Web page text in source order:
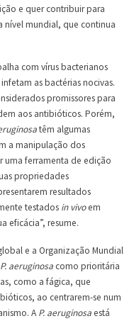
e quer contribuir para
nível mundial, que continua
com vírus bacterianos
as bactérias nocivas.
promissores para
aos antibióticos. Porém,
têm algumas
a manipulação dos
uma ferramenta de edição
propriedades
resultados
testados in vivoem
eficácia”, resume.
e a Organização Mundial
P. aeruginosacomo prioritária
como a fágica, que
ao centrarem-se num
A P. aeruginosaestá